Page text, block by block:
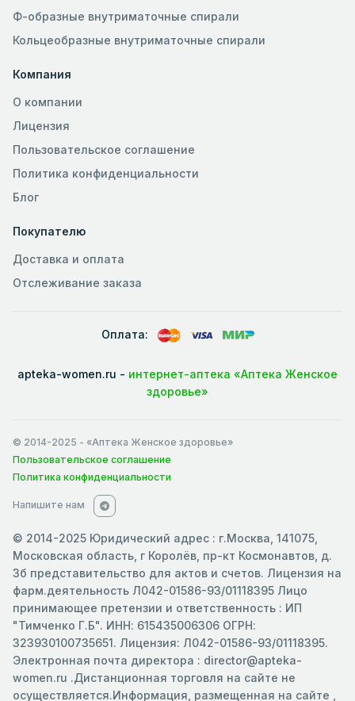
Ф-образные внутриматочные спирали
Кольцеобразные внутриматочные спирали
Компания
О компании
Лицензия
Пользовательское соглашение
Политика конфиденциальности
Блог
Покупателю
Доставка и оплата
Отслеживание заказа
Оплата:
apteka-women.ru - интернет-аптека «Аптека Женское
здоровье»
© 2014-2025 - «Аптека Женское здоровье»
Пользовательское соглашение
Политика конфиденциальности
Напишите нам
© 2014-2025 Юридический адрес : г.Москва, 141075,
Московская область, г Королёв, пр-кт Космонавтов, д.
3б представительство для актов и счетов. Лицензия на
фарм.деятельность Л042-01586-93/01118395 Лицо
принимающее претензии и ответственность : ИП
"Тимченко Г.Б". ИНН: 615435006306 ОГРН:
323930100735651. Лицензия: Л042-01586-93/01118395.
Электронная почта директора : director@apteka-
women.ru .Дистанционная торговля на сайте не
осуществляется.Информация, размещенная на сайте ,